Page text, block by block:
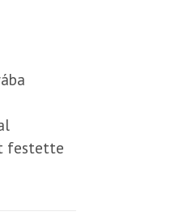
festette